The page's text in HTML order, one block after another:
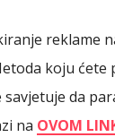
reklame
koju ćete
savjetuje da
na OVOM